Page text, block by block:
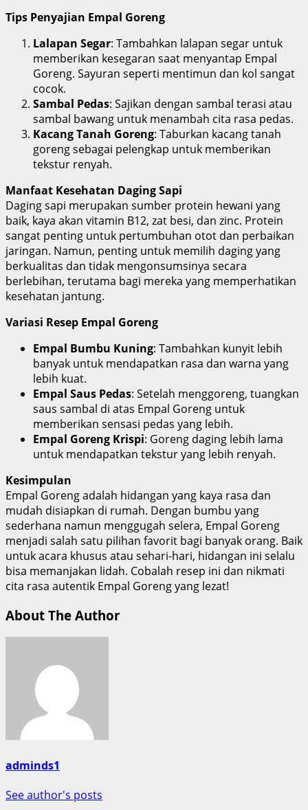
Tips Penyajian Empal Goreng
Lalapan Segar: Tambahkan lalapan segar untuk
memberikan kesegaran saat menyantap Empal
Goreng. Sayuran seperti mentimun dan kol sangat
cocok.
Sambal Pedas: Sajikan dengan sambal terasi atau
sambal bawang untuk menambah cita rasa pedas.
Kacang Tanah Goreng: Taburkan kacang tanah
goreng sebagai pelengkap untuk memberikan
tekstur renyah.
Manfaat Kesehatan Daging Sapi
Daging sapi merupakan sumber protein hewani yang
baik, kaya akan vitamin B12, zat besi, dan zinc. Protein
sangat penting untuk pertumbuhan otot dan perbaikan
jaringan. Namun, penting untuk memilih daging yang
berkualitas dan tidak mengonsumsinya secara
berlebihan, terutama bagi mereka yang memperhatikan
kesehatan jantung.
Variasi Resep Empal Goreng
Empal Bumbu Kuning: Tambahkan kunyit lebih
banyak untuk mendapatkan rasa dan warna yang
lebih kuat.
Empal Saus Pedas: Setelah menggoreng, tuangkan
saus sambal di atas Empal Goreng untuk
memberikan sensasi pedas yang lebih.
Empal Goreng Krispi: Goreng daging lebih lama
untuk mendapatkan tekstur yang lebih renyah.
Kesimpulan
Empal Goreng adalah hidangan yang kaya rasa dan
mudah disiapkan di rumah. Dengan bumbu yang
sederhana namun menggugah selera, Empal Goreng
menjadi salah satu pilihan favorit bagi banyak orang. Baik
untuk acara khusus atau sehari-hari, hidangan ini selalu
bisa memanjakan lidah. Cobalah resep ini dan nikmati
cita rasa autentik Empal Goreng yang lezat!
About The Author
adminds1
See author's posts